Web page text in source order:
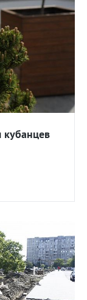
кубанцев